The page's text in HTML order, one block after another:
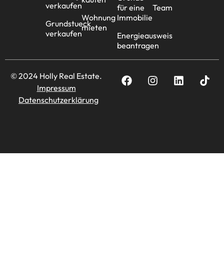
verkaufen
Grundstueck
verkaufen
Wohnung
mieten
für eine
Immobilie
Energieausweis
beantragen
Team
© 2024 Holly Real Estate.
Impressum
Datenschutzerklärung